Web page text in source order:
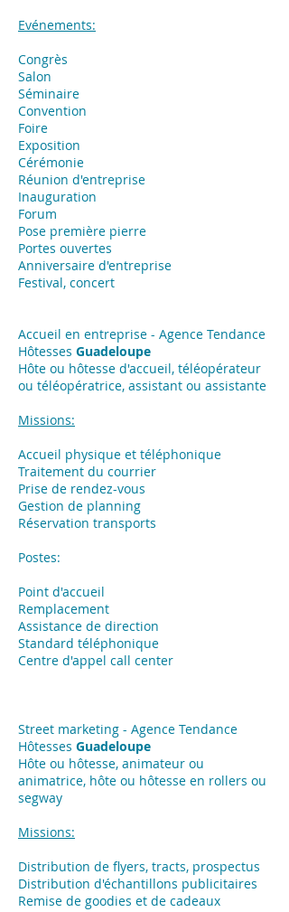
Evénements:
Congrès
Salon
Séminaire
Convention
Foire
Exposition
​Cérémonie
Réunion d'entreprise
Inauguration
Forum
Pose première pierre
Portes ouvertes
Anniversaire d'entreprise
Festival, concert
Accueil en entreprise - Agence Tendance
Hôtesses Guadeloupe
Hôte ou hôtesse d'accueil, téléopérateur
ou téléopératrice, assistant ou assistante
Missions:
Accueil physique et téléphonique
Traitement du courrier
Prise de rendez-vous
Gestion de planning
Réservation transports
Postes:
Point d'accueil
Remplacement
Assistance de direction
Standard téléphonique
Centre d'appel call center
Street marketing - Agence Tendance
Hôtesses Guadeloupe
Hôte ou hôtesse, animateur ou
animatrice, hôte ou hôtesse en rollers ou
segway
Missions:
​Distribution de flyers, tracts, prospectus
Distribution d'échantillons publicitaires
Remise de goodies et de cadeaux